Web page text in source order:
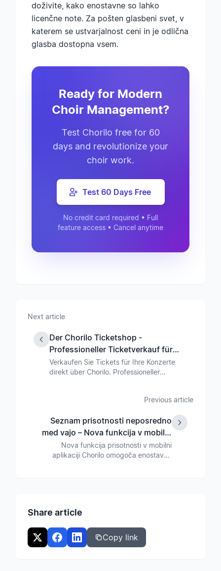
doživite, kako enostavne so lahko
licenčne note. Za pošten glasbeni svet, v
katerem se ustvarjalnost ceni in je odlična
glasba dostopna vsem.
Ready for Modern
Choir Management?
Test Chorilo free for 60
days and revolutionize your
choir work.
Test 60 Days Free
No credit card required • Full
feature access • Cancel anytime
Next article
Der Chorilo Ticketshop -
Professioneller Ticketverkauf für
Ihre Konzerte
Verkaufen Sie Tickets für Ihre Konzerte
direkt über Chorilo. Professioneller
transparenten Gebühren. Jetzt in derPrevious article
Seznam prisotnosti neposredno
med vajo – Nova funkcija v mobilni
aplikaciji
Nova funkcija prisotnosti v mobilni
aplikaciji Chorilo omogoča enostavno
Share article
Copy link